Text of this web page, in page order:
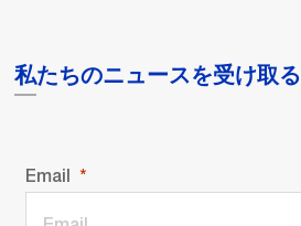
私たちのニュースを受け取る
Email